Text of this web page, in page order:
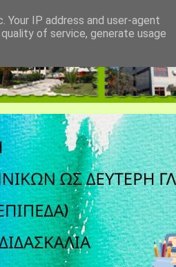
IP address and user-agent
of service, generate usage